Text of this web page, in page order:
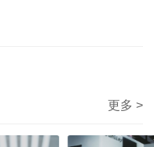
更多 >